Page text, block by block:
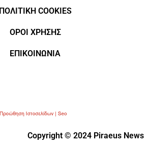
ΠΟΛΙΤΙΚΗ COOKIES
ΟΡΟΙ ΧΡΗΣΗΣ
ΕΠΙΚΟΙΝΩΝΙΑ
Copyright © 2024 Piraeus News